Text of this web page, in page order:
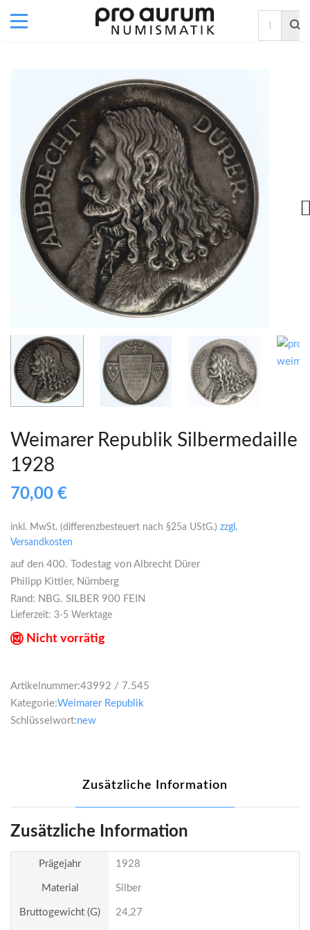
Weimarer Republik Silbermedaille
1928
70,00 €
inkl. MwSt. (differenzbesteuert nach §25a UStG.) zzgl.
Versandkosten
auf den 400. Todestag von Albrecht Dürer
Philipp Kittler, Nürnberg
Rand: NBG. SILBER 900 FEIN
Lieferzeit: 3-5 Werktage
Nicht vorrätig
Artikelnummer:43992 / 7.545
Kategorie:Weimarer Republik
Schlüsselwort:new
Zusätzliche Information
Zusätzliche Information
Prägejahr 1928
Material Silber
Bruttogewicht (g) 24,27